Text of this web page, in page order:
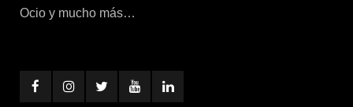
Ocio y mucho más…